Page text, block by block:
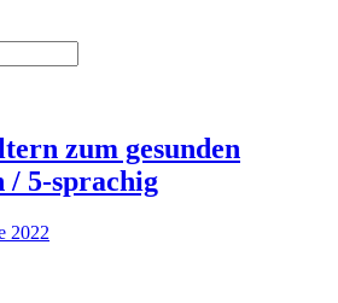
zum gesunden
/ 5-sprachig
2022